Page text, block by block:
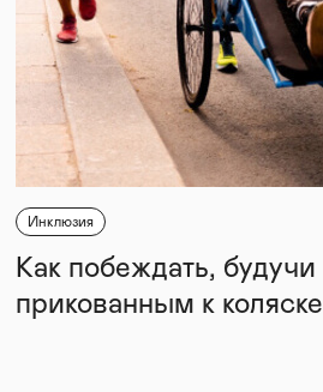
Инклюзия
Как побеждать, будучи
прикованным к коляске